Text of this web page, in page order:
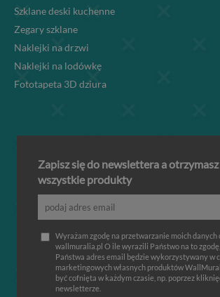
Szklane deski kuchenne
Zegary szklane
Naklejki na drzwi
Naklejki na lodówkę
Fototapeta 3D dziura
Zapisz się do newslettera a otrzymasz
wszystkie produkty
Wyrażam zgodę na przetwarzanie moich danych
wallmuralia.pl O ile wyrazili Państwo na to
Państwa adres email będzie wykorzystywany w
marketingowych własnych produktów
być cofnięta w każdym czasie, np. poprzez
newsletterze.